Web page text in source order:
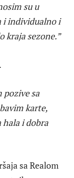
su u
i individualno i
kraja sezone.”
pozive sa
karte,
i dobra
sa Realom